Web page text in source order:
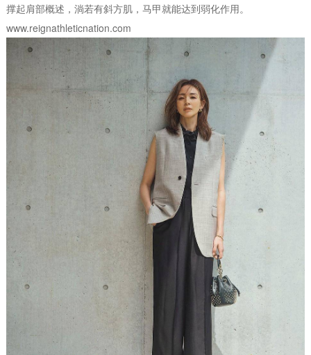
撑起肩部概述，淌若有斜方肌，马甲就能达到弱化作用。
www.reignathleticnation.com